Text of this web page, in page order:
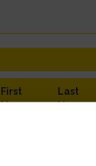
First
Name
Last
Name